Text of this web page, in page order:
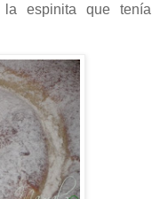
la espinita que tenía